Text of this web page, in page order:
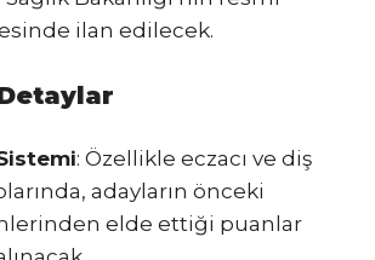
ilan edilecek.
: Özellikle eczacı ve diş
adayların önceki
elde ettiği puanlar